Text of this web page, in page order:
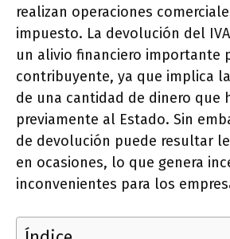
realizan operaciones
impuesto. La devolución del
un alivio financiero importante
contribuyente, ya que implica
de una cantidad de dinero que
previamente al Estado. Sin
de devolución puede resultar
en ocasiones, lo que genera
inconvenientes para los